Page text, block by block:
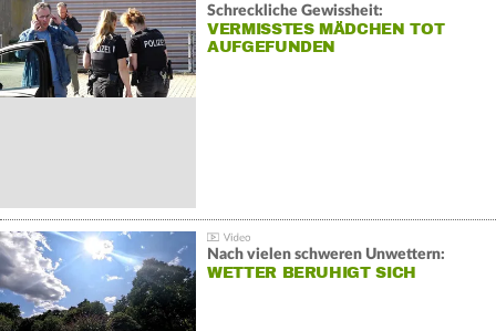
Schreckliche Gewissheit:
VERMISSTES MÄDCHEN TOT
AUFGEFUNDEN
Nach vielen schweren Unwettern:
WETTER BERUHIGT SICH